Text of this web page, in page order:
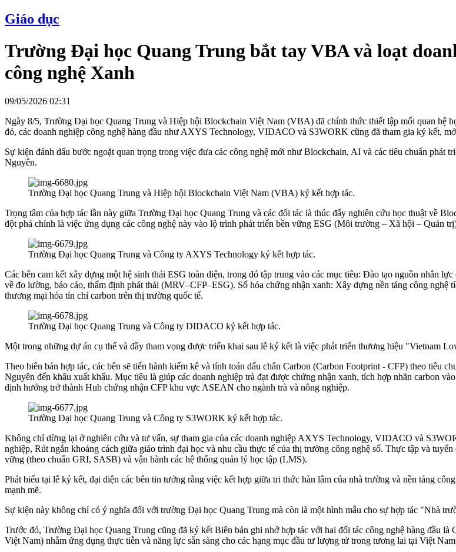
Giáo dục
Trường Đại học Quang Trung bắt tay VBA và loạt
công nghệ Xanh
09/05/2026 02:31
Ngày 8/5, Trường Đại học Quang Trung và Hiệp hội Blockchain Việt Nam (VBA) đã chính thức thiết lập mối quan hệ
đó, các doanh nghiệp công nghệ hàng đầu như AXYS Technology, VIDACO và S3WORK cũng đã tham gia ký kết,
Sự kiện đánh dấu bước ngoặt quan trọng trong việc đưa các công nghệ mới như Blockchain, AI và các tiêu chuẩn
Nguyên.
Trường Đại học Quang Trung và Hiệp hội Blockchain Việt Nam (VBA) ký kết hợp tác.
Trọng tâm của hợp tác lần này giữa Trường Đại học Quang Trung và các đối tác là thúc đẩy nghiên cứu học thuật về
đột phá chính là việc ứng dụng các công nghệ này vào lộ trình phát triển bền vững ESG (Môi trường – Xã hội – Quản
Trường Đại học Quang Trung và Công ty AXYS Technology ký kết hợp tác.
Các bên cam kết xây dựng một hệ sinh thái ESG toàn diện, trong đó tập trung vào các mục tiêu: Đào tạo nguồn nhân
về đo lường, báo cáo, thẩm định phát thải (MRV–CFP–ESG). Số hóa chứng nhận xanh: Xây dựng nền tảng công
thương mại hóa tín chỉ carbon trên thị trường quốc tế.
Trường Đại học Quang Trung và Công ty DIDACO ký kết hợp tác.
Một trong những dự án cụ thể và đầy tham vọng được triển khai sau lễ ký kết là việc phát triển thương hiệu "Vietnam
Theo biên bản hợp tác, các bên sẽ tiến hành kiểm kê và tính toán dấu chân Carbon (Carbon Footprint - CFP) theo
Nguyên đến khâu xuất khẩu. Mục tiêu là giúp các doanh nghiệp trà đạt được chứng nhận xanh, tích hợp nhãn carbon
định hướng trở thành Hub chứng nhận CFP khu vực ASEAN cho ngành trà và nông nghiệp.
Trường Đại học Quang Trung và Công ty S3WORK ký kết hợp tác.
Không chỉ dừng lại ở nghiên cứu và tư vấn, sự tham gia của các doanh nghiệp AXYS Technology, VIDACO và
nghiệp, Rút ngắn khoảng cách giữa giáo trình đại học và nhu cầu thực tế của thị trường công nghệ số. Thực tập và
vững (theo chuẩn GRI, SASB) và vận hành các hệ thống quản lý học tập (LMS).
Phát biểu tại lễ ký kết, đại diện các bên tin tưởng rằng việc kết hợp giữa tri thức hàn lâm của nhà trường và nền tảng
mạnh mẽ.
Sự kiện này không chỉ có ý nghĩa đối với trường Đại học Quang Trung mà còn là một hình mẫu cho sự hợp tác "Nhà
Trước đó, Trường Đại học Quang Trung cũng đã ký kết Biên bản ghi nhớ hợp tác với hai đối tác công nghệ hàng đầu
Việt Nam) nhằm ứng dụng thực tiễn và năng lực sẵn sàng cho các hạng mục đầu tư lượng tử trong tương lai tại Việt